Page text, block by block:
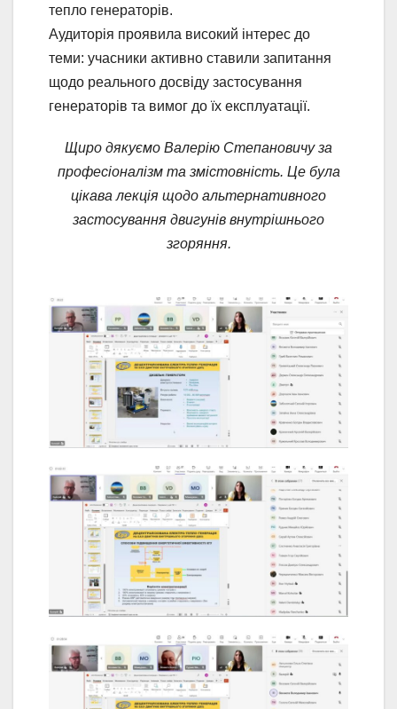
тепло генераторів.
Аудиторія проявила високий інтерес до
теми: учасники активно ставили запитання
щодо реального досвіду застосування
генераторів та вимог до їх експлуатації.
Щиро дякуємо Валерію Степановичу за
професіоналізм та змістовність. Це була
цікава лекція щодо альтернативного
застосування двигунів внутрішнього
згоряння.